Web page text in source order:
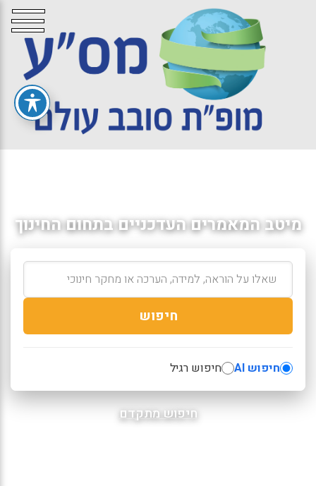
מיטב המאמרים העדכניים בתחום החינוך
חיפוש
חיפוש AI חיפוש רגיל
חיפוש מתקדם